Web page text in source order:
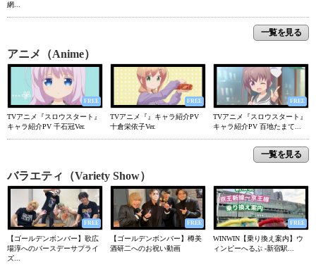
網...
一覧を見る
アニメ（Anime）
FREE
TVアニメ『スロウスタート』
キャラ紹介PV 千石冠Ver.
FREE
TVアニメ『』キャラ紹介PV
十倉栄依子Ver.
FREE
TVアニメ『スロウスタート』
キャラ紹介PV 百地たまて...
一覧を見る
バラエティ（Variety Show）
FREE
【ゴールデンボンバー】歌広
場淳へのバースデーサプライ
ズ...
FREE
【ゴールデンボンバー】樽美
酒研二へのお祝い動画
FREE
WINWIN【乗り換え案内】ウ
ィンピーへるぷ -新宿駅...